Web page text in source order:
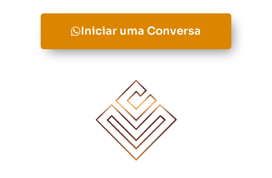
Iniciar uma Conversa